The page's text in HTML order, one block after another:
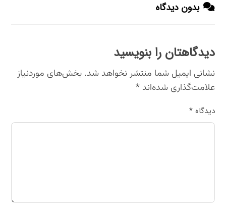
بدون دیدگاه
دیدگاهتان را بنویسید
نشانی ایمیل شما منتشر نخواهد شد. بخش‌های موردنیاز
علامت‌گذاری شده‌اند*
دیدگاه*